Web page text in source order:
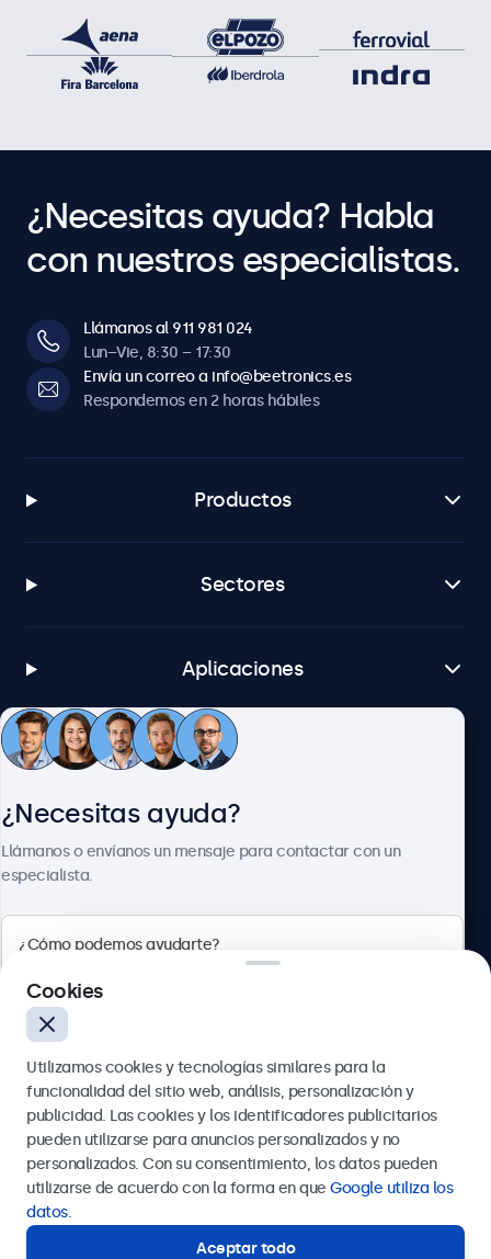
¿Necesitas ayuda? Habla
con nuestros especialistas.
Llámanos al 911 981 024
Lun–Vie, 8:30 – 17:30
Envía un correo a info@beetronics.es
Respondemos en 2 horas hábiles
Productos
Sectores
Aplicaciones
Atención al cliente
4.8/5 la valoración de 5000+ empresas
Español
¿Necesitas ayuda?
Llámanos o envíanos un mensaje para contactar con un
especialista.
Enviar
Cookies
Utilizamos cookies y tecnologías similares para la
funcionalidad del sitio web, análisis, personalización y
publicidad. Las cookies y los identificadores publicitarios
pueden utilizarse para anuncios personalizados y no
personalizados. Con su consentimiento, los datos pueden
utilizarse de acuerdo con la forma en que Google utiliza los
datos.
Aceptar todo